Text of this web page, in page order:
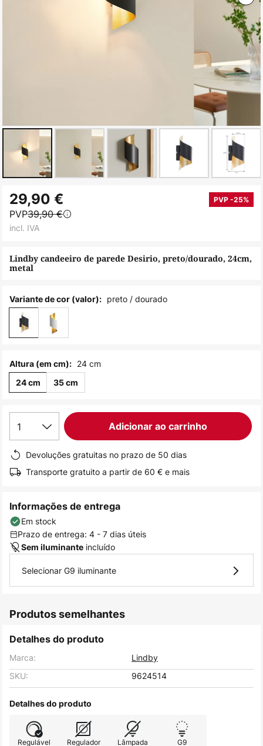
para
início
Galeria
de
Lindby candeeiro de parede Desirio, preto/dourado, 24cm,
metal
29,90 € PVP -25%
PVP39,90 €
incl. IVA
Variante de cor (valor): preto / dourado
Altura (em cm): 24 cm
24 cm 35 cm
1 Adicionar ao carrinho
Devoluções gratuitas no prazo de 50 dias
Transporte gratuito a partir de 60 € e mais
Informações de entrega
Em stock
Prazo de entrega: 4 - 7 dias úteis
Sem iluminante incluído
Selecionar G9 iluminante
Produtos semelhantes
Detalhes do produto
Marca:
Lindby
SKU:
9624514
Detalhes do produto
Regulável
Regulador
Lâmpada
G9